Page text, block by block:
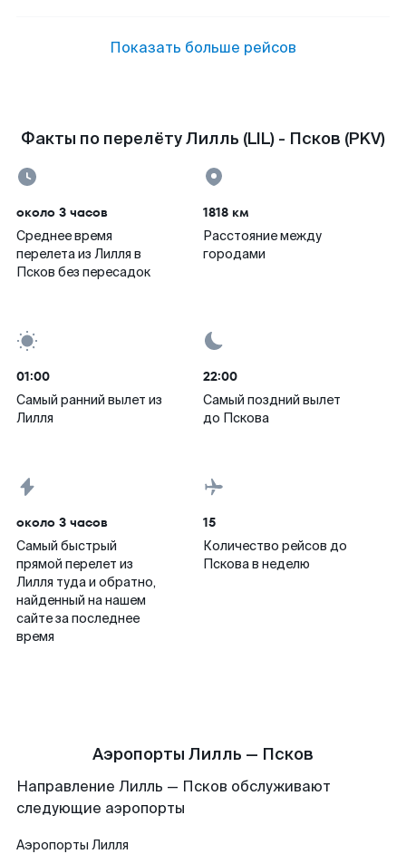
Показать больше рейсов
Факты по перелёту Лилль (LIL) - Псков (PKV)
около 3 часов
Среднее время
перелета из Лилля в
Псков без пересадок
1818 км
Расстояние между
городами
01:00
Самый ранний вылет из
Лилля
22:00
Самый поздний вылет
до Пскова
около 3 часов
Самый быстрый
прямой перелет из
Лилля туда и обратно,
найденный на нашем
сайте за последнее
время
15
Количество рейсов до
Пскова в неделю
Аэропорты Лилль — Псков
Направление Лилль — Псков обслуживают
следующие аэропорты
Аэропорты Лилля